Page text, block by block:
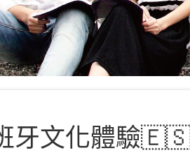
牙文化體驗